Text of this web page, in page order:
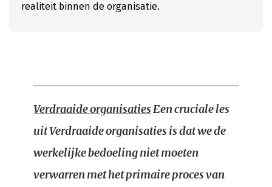
realiteit binnen de organisatie.
Verdraaide organisatiesEen cruciale les
uit Verdraaide organisaties is dat we de
werkelijke bedoeling niet moeten
verwarren met het primaire proces van